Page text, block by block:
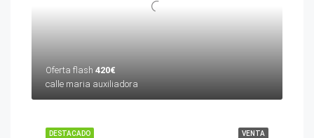
Oferta flash 420€
calle maria auxiliadora
VENTA
DESTACADO